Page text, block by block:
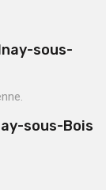
sous-
sous-Bois